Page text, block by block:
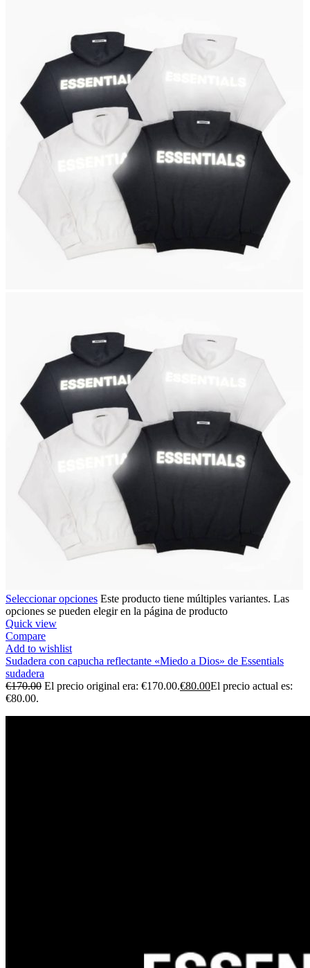
Seleccionar opciones Este producto tiene múltiples variantes. Las
opciones se pueden elegir en la página de producto
Quick view
Compare
Add to wishlist
Sudadera con capucha reflectante «Miedo a Dios» de Essentials
sudadera
€170.00 El precio original era: €170.00.€80.00El precio actual es:
€80.00.